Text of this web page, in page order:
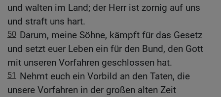
und walten im Land; der Herr ist zornig auf uns
und straft uns hart.
50 Darum, meine Söhne, kämpft für das Gesetz
und setzt euer Leben ein für den Bund, den Gott
mit unseren Vorfahren geschlossen hat.
51 Nehmt euch ein Vorbild an den Taten, die
unsere Vorfahren in der großen alten Zeit